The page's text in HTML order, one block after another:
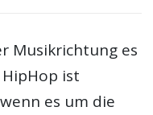
Musikrichtung es
ist
es um die